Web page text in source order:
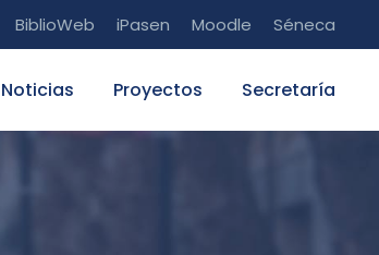
BiblioWeb iPasen Moodle Séneca
Noticias Proyectos Secretaría